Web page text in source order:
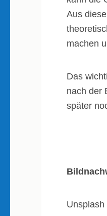
Aus
machen
Das
nach der
später
Unsplash